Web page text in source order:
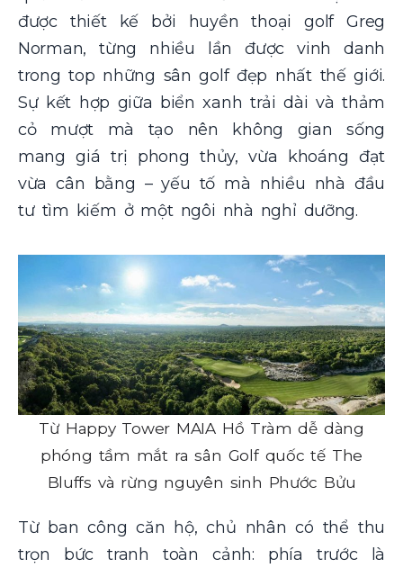
được thiết kế bởi huyền thoại golf Greg
Norman, từng nhiều lần được vinh danh
trong top những sân golf đẹp nhất thế giới.
Sự kết hợp giữa biển xanh trải dài và thảm
cỏ mượt mà tạo nên không gian sống
mang giá trị phong thủy, vừa khoáng đạt
vừa cân bằng – yếu tố mà nhiều nhà đầu
tư tìm kiếm ở một ngôi nhà nghỉ dưỡng.
Từ Happy Tower MAIA Hồ Tràm dễ dàng
phóng tầm mắt ra sân Golf quốc tế The
Bluffs và rừng nguyên sinh Phước Bửu
Từ ban công căn hộ, chủ nhân có thể thu
trọn bức tranh toàn cảnh: phía trước là